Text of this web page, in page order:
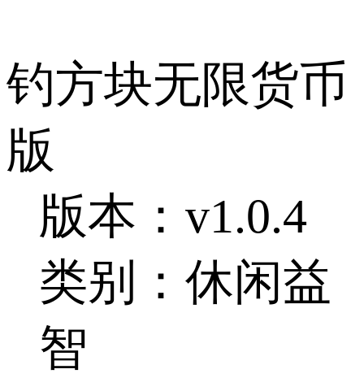
钓方块无限货币
版
版本：v1.0.4
类别：休闲益
智